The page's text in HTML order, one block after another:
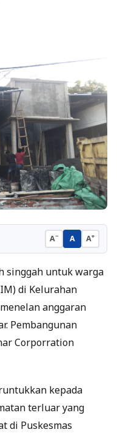
A− A A+
singgah untuk warga
di Kelurahan
anggaran
Pembangunan
Corporration
kepada
terluar yang
di Puskesmas